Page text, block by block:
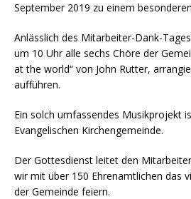
September 2019 zu einem
Anlässlich des Mitarbeiter-Dank-
um 10 Uhr alle sechs Chöre der
at the world“ von John Rutter,
aufführen.
Ein solch umfassendes Musikprojekt
Evangelischen Kirchengemeinde.
Der Gottesdienst leitet den
wir mit über 150 Ehrenamtlichen das
der Gemeinde feiern.